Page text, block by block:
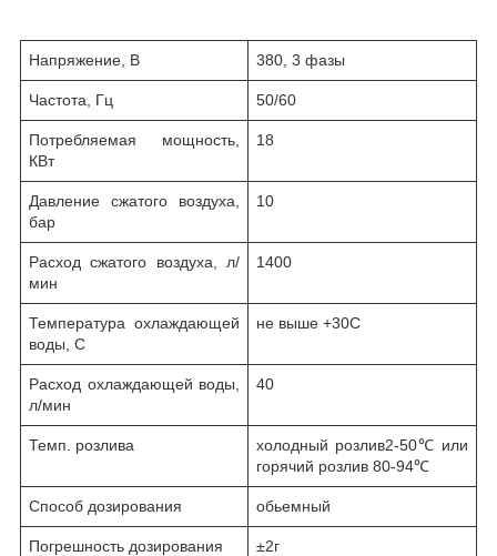
Напряжение, В 380, 3 фазы
Частота, Гц 50/60
Потребляемая мощность,
КВт
18
Давление сжатого воздуха,
бар
10
Расход сжатого воздуха, л/
мин
1400
Температура охлаждающей
воды, С
не выше +30С
Расход охлаждающей воды,
л/мин
40
Темп. розлива
холодный розлив2-50℃ или
горячий розлив 80-94℃
Способ дозирования обьемный
Погрешность дозирования ±2г